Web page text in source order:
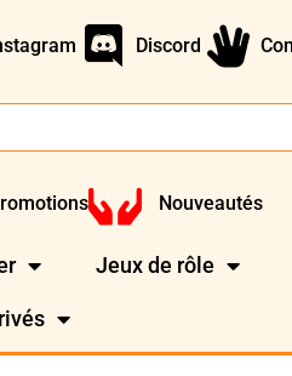
Discord
Nouveautés
Jeux de rôle